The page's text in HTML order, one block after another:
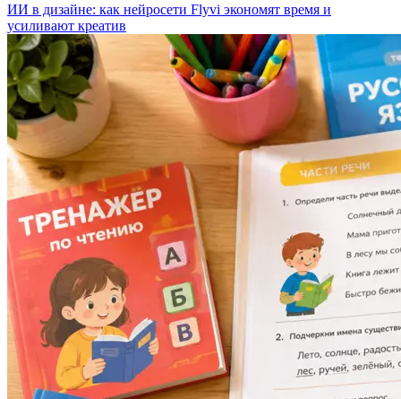
ИИ в дизайне: как нейросети Flyvi экономят время и
усиливают креатив